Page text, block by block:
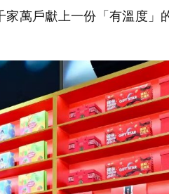
萬戶獻上一份「有溫度」